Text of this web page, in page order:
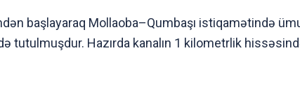
başlayaraq Mollaoba–Qumbaşı istiqamətində
tutulmuşdur. Hazırda kanalın 1 kilometrlik